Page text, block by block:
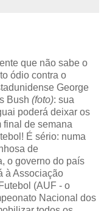
que não sabe o
ódio contra o
George
Bush (foto): sua
poderá deixar os
final de semana
É sério: numa
de
o governo do país
à Associação
(AUF - o
Nacional dos